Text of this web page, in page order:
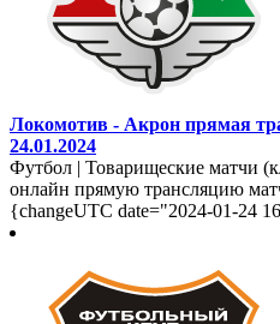
Локомотив - Акрон прямая
24.01.2024
Футбол | Товарищеские матчи
онлайн прямую трансляцию
{changeUTC date="2024-01-24